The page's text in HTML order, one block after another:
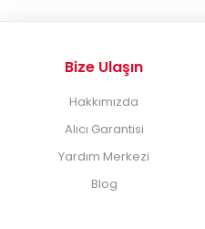
Bize Ulaşın
Hakkımızda
Alıcı Garantisi
Yardım Merkezi
Blog